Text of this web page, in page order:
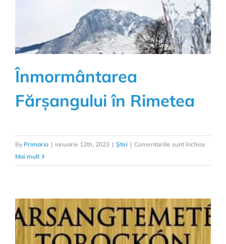
Înmormântarea
Fărșangului în Rimetea
By Primaria | ianuarie 12th, 2023 | Știri | Comentariile sunt închise
Mai mult